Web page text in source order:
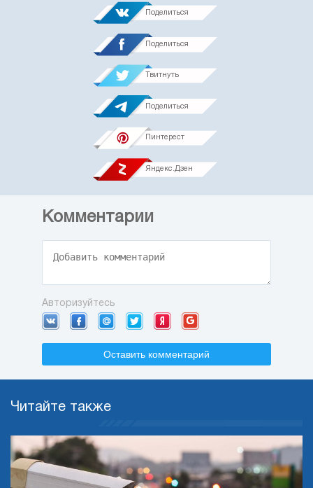
Поделиться
Поделиться
Твитнуть
Поделиться
Пинтерест
Яндекс.Дзен
Комментарии
Авторизуйтесь
Оставить комментарий
Читайте также